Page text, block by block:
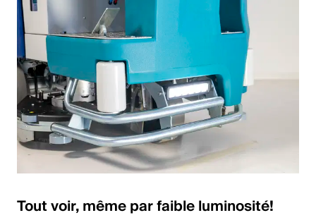
Tout voir, même par faible luminosité!